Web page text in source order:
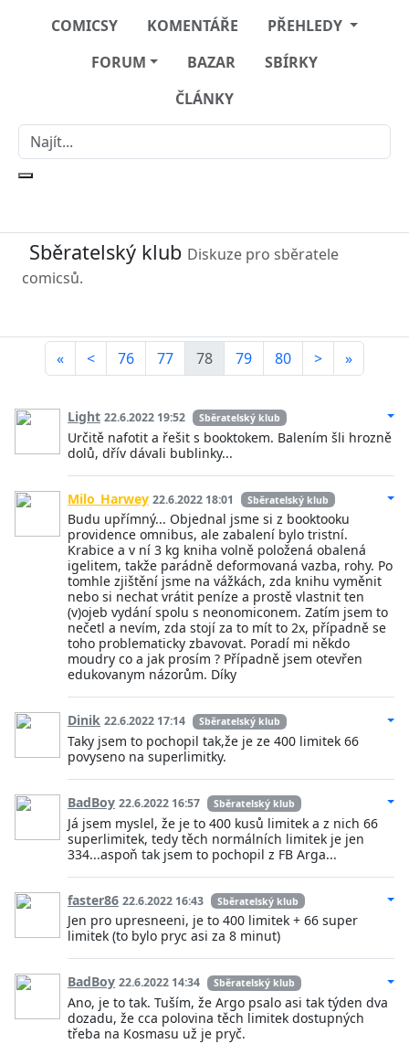
COMICSY KOMENTÁŘE
PŘEHLEDY
FORUM
BAZAR
SBÍRKY
ČLÁNKY
Sběratelský klub Diskuze pro sběratele
comicsů.
« < 76 77 78 79 80 > »
Light 22.6.2022 19:52 Sběratelský klub
Určitě nafotit a řešit s booktokem. Balením šli hrozně
dolů, dřív dávali bublinky...
Milo_Harwey 22.6.2022 18:01 Sběratelský klub
Budu upřímný... Objednal jsme si z booktooku
providence omnibus, ale zabalení bylo tristní.
Krabice a v ní 3 kg kniha volně položená obalená
igelitem, takže parádně deformovaná vazba, rohy. Po
tomhle zjištění jsme na vážkách, zda knihu vyměnit
nebo si nechat vrátit peníze a prostě vlastnit ten
(v)ojeb vydání spolu s neonomiconem. Zatím jsem to
nečetl a nevím, zda stojí za to mít to 2x, případně se
toho problematicky zbavovat. Poradí mi někdo
moudry co a jak prosím ? Případně jsem otevřen
edukovanym názorům. Díky
Dinik 22.6.2022 17:14 Sběratelský klub
Taky jsem to pochopil tak,že je ze 400 limitek 66
povyseno na superlimitky.
BadBoy 22.6.2022 16:57 Sběratelský klub
Já jsem myslel, že je to 400 kusů limitek a z nich 66
superlimitek, tedy těch normálních limitek je jen
334...aspoň tak jsem to pochopil z FB Arga...
faster86 22.6.2022 16:43 Sběratelský klub
Jen pro upresneeni, je to 400 limitek + 66 super
limitek (to bylo pryc asi za 8 minut)
BadBoy 22.6.2022 14:34 Sběratelský klub
Ano, je to tak. Tuším, že Argo psalo asi tak týden dva
dozadu, že cca polovina těch limitek dostupných
třeba na Kosmasu už je pryč.